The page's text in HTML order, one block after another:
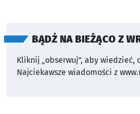
BĄDŹ NA BIEŻĄCO Z
Kliknij „obserwuj”, aby wiedzieć,
Najciekawsze wiadomości z